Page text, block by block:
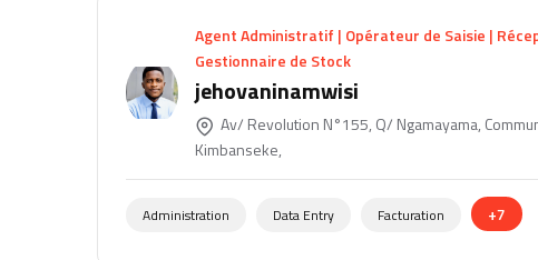
Agent Administratif | Opérateur de Saisie |
Gestionnaire de Stock
jehovaninamwisi
Av/ Revolution N°155, Q/ Ngamayama,
Kimbanseke,
Administration Data Entry Facturation +7